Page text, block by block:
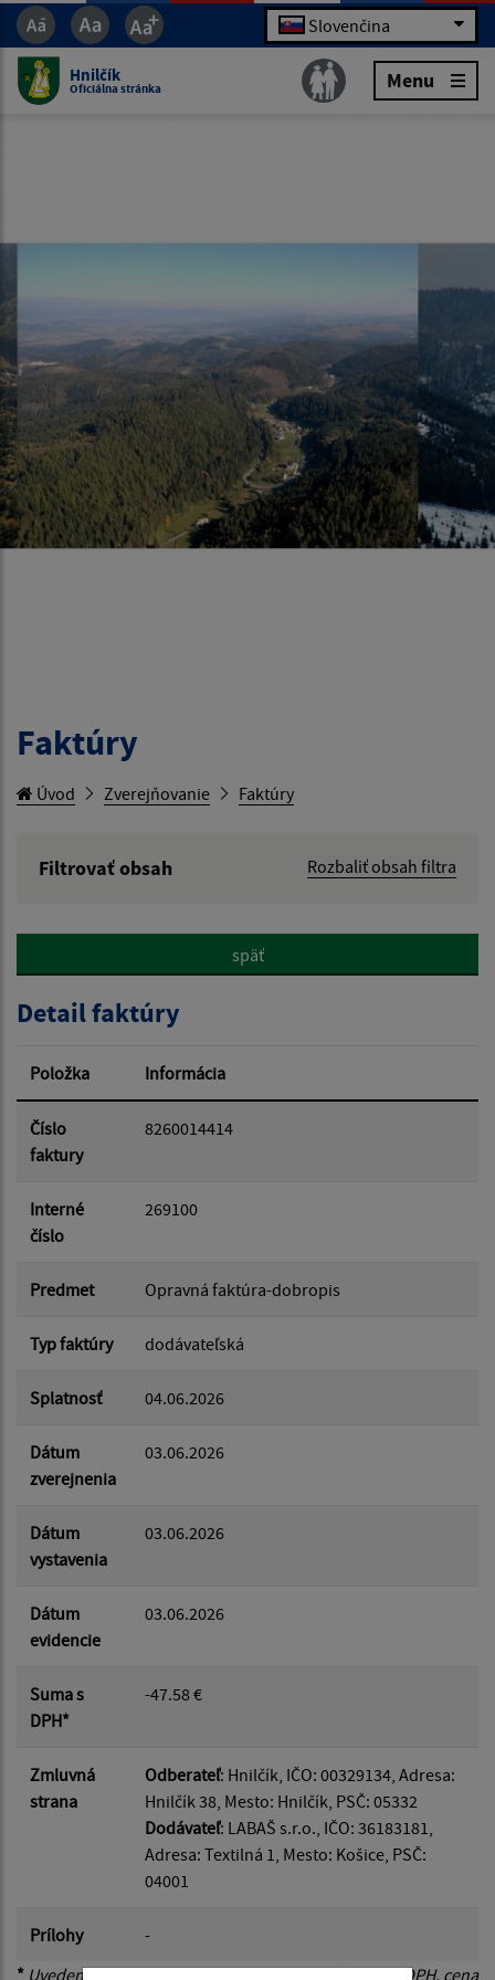
Slovenčina
Hnilčík
Oficiálna stránka Menu
Faktúry
Úvod Zverejňovanie Faktúry
Filtrovať obsah
Rozbaliť obsah filtra
Hľadať v:
Dátum od:
Dátum do:
Suma od:
Suma do:
Filtrovať
späť
Detail faktúry
Položka Informácia
Číslo
faktury
8260014414
Interné
číslo
269100
Predmet Opravná faktúra-dobropis
Typ faktúry dodávateľská
Splatnosť 04.06.2026
Dátum
zverejnenia
03.06.2026
Dátum
vystavenia
03.06.2026
Dátum
evidencie
03.06.2026
Suma s
DPH*
-47.58 €
Zmluvná
strana
Odberateľ: Hnilčík, IČO: 00329134, Adresa:
Hnilčík 38, Mesto: Hnilčík, PSČ: 05332
Dodávateľ: LABAŠ s.r.o., IČO: 36183181,
Adresa: Textilná 1, Mesto: Košice, PSČ:
04001
Prílohy
-
* Uvedená cena je konečná. Ak je dodávateľ platcom DPH, cena